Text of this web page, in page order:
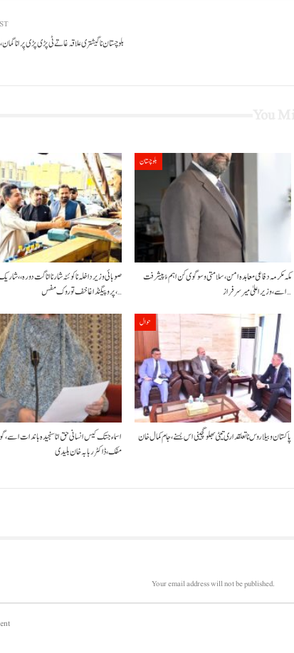
بلوچستان نا گیشتری علاقہ غاتے ٹی پڑی پڑی پِر انا
صوبائی وزیر داخلہ نا کوئٹہ شار نا اناگت دورہ،،
پروپیگنڈا غا خف توروک مفس،…
بلوچستان
مکہ مکرمہ دفاعی معاہدہ امن، سلامتی و سوگوی کن اہم ءُ پیشرفت
اسے،وزیراعلیٰ میر سرفراز…
اسماء جتک کیس انسانی حق انا سنجیدہ باندات اسے،
مفک،ڈاکٹر ربابہ خان بلیدی
حوال
پاکستان و بیلاروس نا تعلقداری تیٹی بھلو گچینی اس بسنے، جام کمال خان
Your email address will not be published.